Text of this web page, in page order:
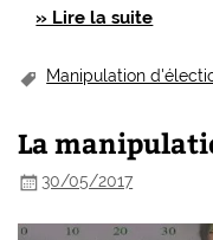
» Lire la suite
Manipulation
La
30/05/2017